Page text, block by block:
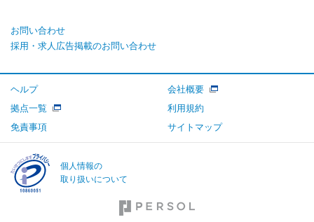
お問い合わせ
採用・求人広告掲載のお問い合わせ
ヘルプ
会社概要
拠点一覧
利用規約
免責事項
サイトマップ
個人情報の
取り扱いについて